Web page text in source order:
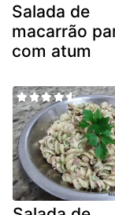
Salada de
macarrão
com atum